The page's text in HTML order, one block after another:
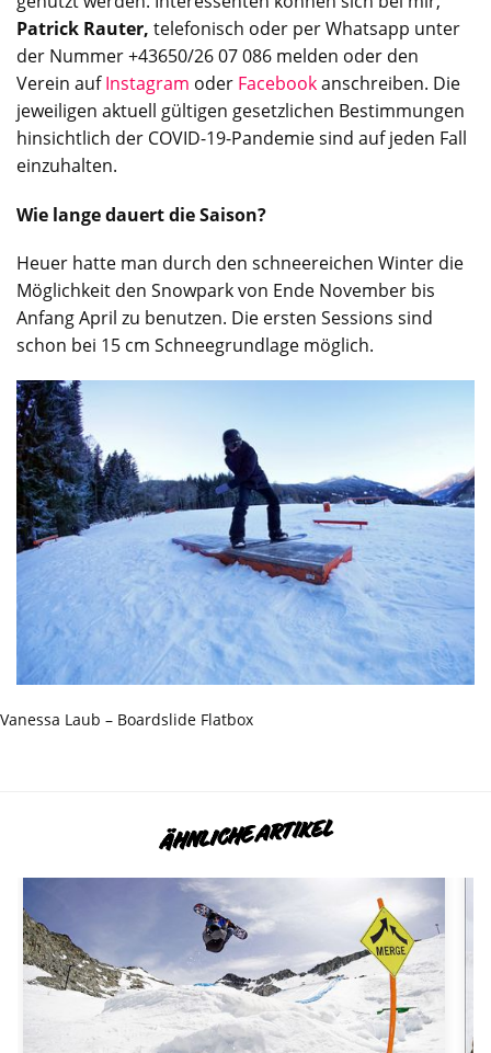
Patrick Rauter, telefonisch oder per Whatsapp unter
der Nummer +43650/26 07 086 melden oder den
Verein aufInstagram oder Facebookanschreiben. Die
jeweiligen aktuell gültigen gesetzlichen Bestimmungen
hinsichtlich der COVID-19-Pandemie sind auf jeden Fall
einzuhalten.
Wie lange dauert die Saison?
Heuer hatte man durch den schneereichen Winter die
Möglichkeit den Snowpark von Ende November bis
Anfang April zu benutzen. Die ersten Sessions sind
schon bei 15 cm Schneegrundlage möglich.
Vanessa Laub – Boardslide Flatbox
ÄHNLICHE ARTIKEL